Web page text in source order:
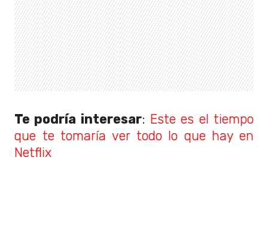
Te podría interesar: Este es el tiempo
que te tomaría ver todo lo que hay en
Netflix